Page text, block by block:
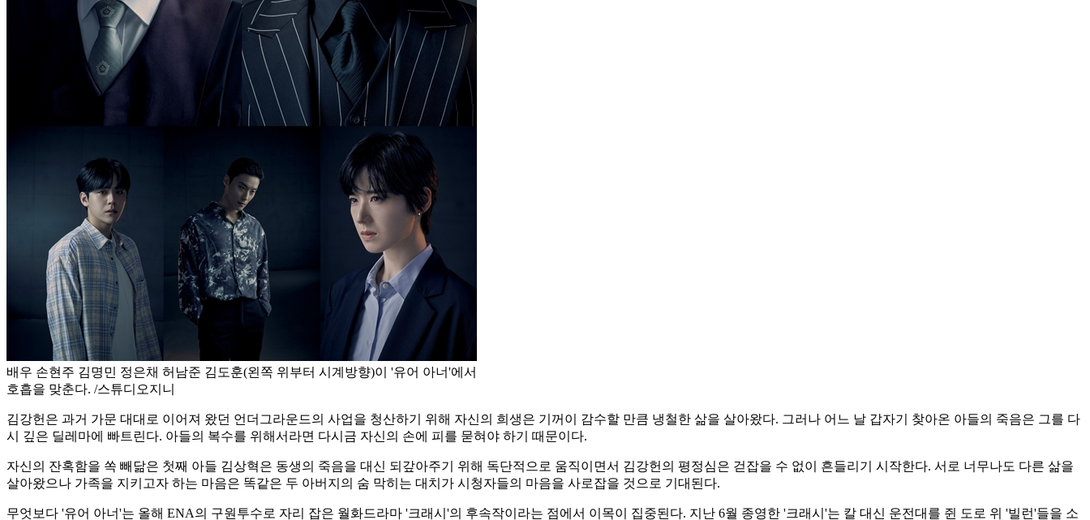
배우 손현주 김명민 정은채 허남준 김도훈(왼쪽 위부터 시계방향)이 '유어 아너'에서
호흡을 맞춘다. /스튜디오지니
김강헌은 과거 가문 대대로 이어져 왔던 언더그라운드의 사업을 청산하기 위해 자신의 희생은 기꺼이 감수할 만큼 냉철한 삶을 살아왔다. 그러나 어느 날 갑자기 찾아온 아들의 죽음은 그를 다
시 깊은 딜레마에 빠트린다. 아들의 복수를 위해서라면 다시금 자신의 손에 피를 묻혀야 하기 때문이다.
자신의 잔혹함을 쏙 빼닮은 첫째 아들 김상혁은 동생의 죽음을 대신 되갚아주기 위해 독단적으로 움직이면서 김강헌의 평정심은 걷잡을 수 없이 흔들리기 시작한다. 서로 너무나도 다른 삶을
살아왔으나 가족을 지키고자 하는 마음은 똑같은 두 아버지의 숨 막히는 대치가 시청자들의 마음을 사로잡을 것으로 기대된다.
무엇보다 '유어 아너'는 올해 ENA의 구원투수로 자리 잡은 월화드라마 '크래시'의 후속작이라는 점에서 이목이 집중된다. 지난 6월 종영한 '크래시'는 칼 대신 운전대를 쥔 도로 위 '빌런'들을 소